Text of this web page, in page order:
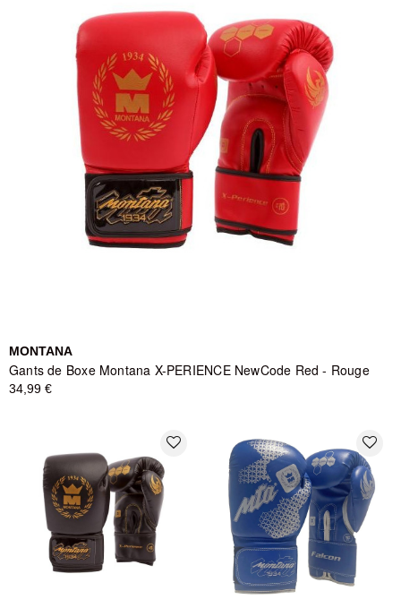
MONTANA
Gants de Boxe Montana X-PERIENCE NewCode Red - Rouge
34,99 €
favorite_border favorite_border